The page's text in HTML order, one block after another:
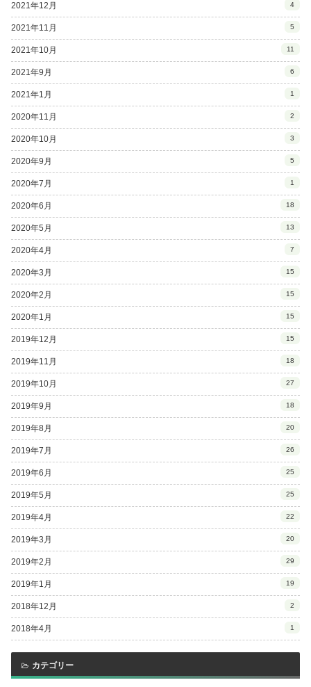
2021年12月 4
2021年11月 5
2021年10月 11
2021年9月 6
2021年1月 1
2020年11月 2
2020年10月 3
2020年9月 5
2020年7月 1
2020年6月 18
2020年5月 13
2020年4月 7
2020年3月 15
2020年2月 15
2020年1月 15
2019年12月 15
2019年11月 18
2019年10月 27
2019年9月 18
2019年8月 20
2019年7月 26
2019年6月 25
2019年5月 25
2019年4月 22
2019年3月 20
2019年2月 29
2019年1月 19
2018年12月 2
2018年4月 1
カテゴリー